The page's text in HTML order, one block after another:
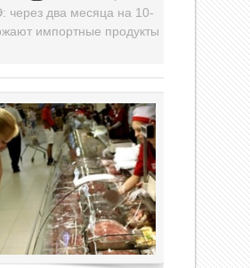
через два месяца на 10-
импортные продукты